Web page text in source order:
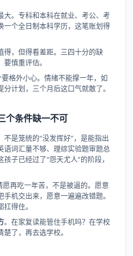
大。专科和本科在就业、考公、考
一个全日制本科学历，这笔账划得
得，但得看差距。三四十分的缺
慎重评估。
要格外小心。情绪不能撑一年，如
计划，三个月后这口气就散了。
个条件缺一不可
不是笼统的“没发挥好”，是能指出
语词汇量不够、理综实验题审题总
子已经过了“怨天尤人”的阶段，
愿再吃一年苦，不是被逼的。愿意
机交出来，愿意一遍遍改错题。
得住。
。在家复读能管住手机吗？在学校
了，再去选学校。